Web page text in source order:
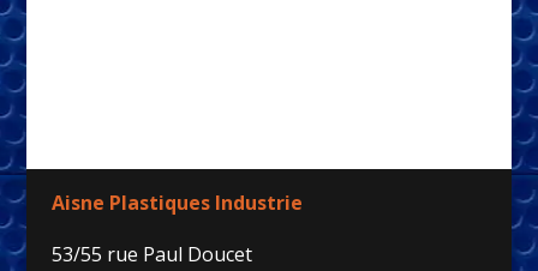
Aisne Plastiques Industrie
53/55 rue Paul Doucet